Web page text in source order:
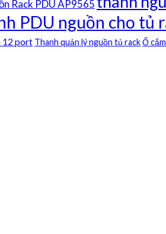
Rack PDU AP9565
PDU nguồn cho tủ
12 port Thanh quản lý nguồn tủ rackỔ